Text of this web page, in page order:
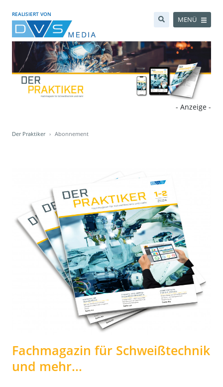
REALISIERT VON
MENÜ
- Anzeige -
Der Praktiker Abonnement
Fachmagazin für Schweißtechnik
und mehr...